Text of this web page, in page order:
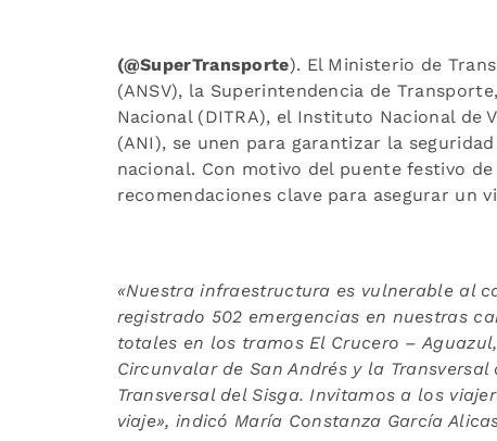
(@SuperTransporte). El Ministerio de
(ANSV), la Superintendencia de
Nacional (DITRA), el Instituto Nacional de
(ANI), se unen para garantizar la
nacional. Con motivo del puente festivo
recomendaciones clave para asegurar un
«Nuestra infraestructura es vulnerable al
registrado 502 emergencias en nuestras
totales en los tramos El Crucero –
Circunvalar de San Andrés y la
Transversal del Sisga. Invitamos a los
viaje», indicó María Constanza García